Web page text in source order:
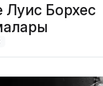
Луис Борхес